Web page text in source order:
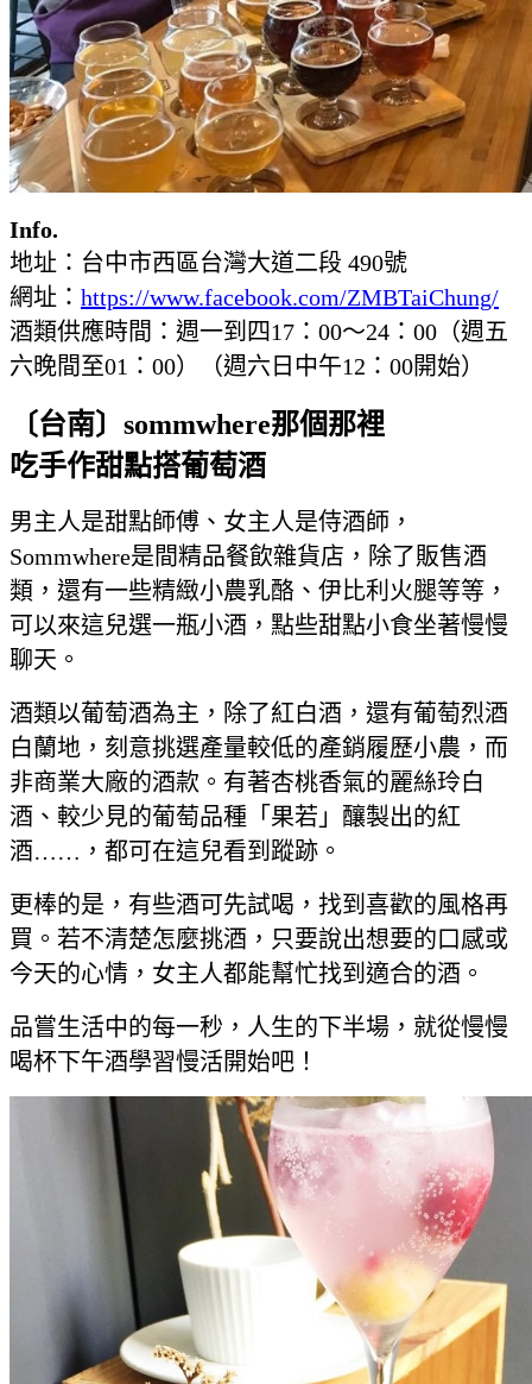
Info.
地址：台中市西區台灣大道二段 490號
網址： https://www.facebook.com/ZMBTaiChung/
酒類供應時間： 週一到四17：00～24：00（週五
六晚間至01：00）（週六日中午12：00開始）
〔台南〕sommwhere那個那裡
吃手作甜點搭葡萄酒
男主人是甜點師傅、女主人是侍酒師，
Sommwhere是間精品餐飲雜貨店，除了販售酒
類，還有一些精緻小農乳酪、伊比利火腿等等，
可以來這兒選一瓶小酒，點些甜點小食坐著慢慢
聊天。
酒類以葡萄酒為主，除了紅白酒，還有葡萄烈酒
白蘭地，刻意挑選產量較低的產銷履歷小農，而
非商業大廠的酒款。有著杏桃香氣的麗絲玲白
酒、較少見的葡萄品種「果若」釀製出的紅
酒……，都可在這兒看到蹤跡。
更棒的是，有些酒可先試喝，找到喜歡的風格再
買。若不清楚怎麼挑酒，只要說出想要的口感或
今天的心情，女主人都能幫忙找到適合的酒。
品嘗生活中的每一秒，人生的下半場，就從慢慢
喝杯下午酒學習慢活開始吧！